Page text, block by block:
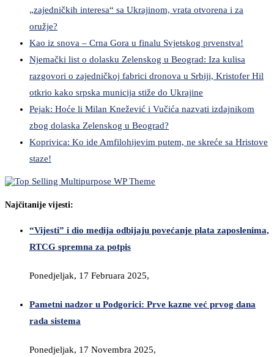
„zajedničkih interesa“ sa Ukrajinom, vrata otvorena i za
oružje?
Kao iz snova – Crna Gora u finalu Svjetskog prvenstva!
Njemački list o dolasku Zelenskog u Beograd: Iza kulisa
razgovori o zajedničkoj fabrici dronova u Srbiji, Kristofer Hil
otkrio kako srpska municija stiže do Ukrajine
Pejak: Hoće li Milan Knežević i Vučića nazvati izdajnikom
zbog dolaska Zelenskog u Beograd?
Koprivica: Ko ide Amfilohijevim putem, ne skreće sa Hristove
staze!
Najčitanije vijesti:
“Vijesti” i dio medija odbijaju povećanje plata zaposlenima,
RTCG spremna za potpis
Ponedjeljak, 17 Februara 2025,
Pametni nadzor u Podgorici: Prve kazne već prvog dana
rada sistema
Ponedjeljak, 17 Novembra 2025,